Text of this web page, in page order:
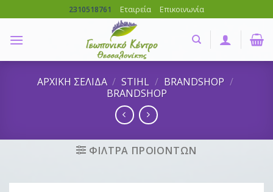
to
content
2310518761 Εταιρεία Επικοινωνία
ΑΡΧΙΚΗ ΣΕΛΙΔΑ / STIHL / BRANDSHOP /
BRANDSHOP
ΦΙΛΤΡΑ ΠΡΟΙΟΝΤΩΝ